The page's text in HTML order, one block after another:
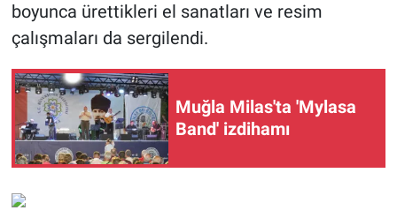
boyunca ürettikleri el sanatları ve resim
çalışmaları da sergilendi.
Muğla Milas'ta 'Mylasa
Band' izdihamı